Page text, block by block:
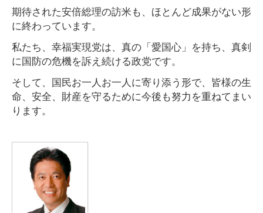
期待された安倍総理の訪米も、ほとんど成果がない形
に終わっています。
私たち、幸福実現党は、真の「愛国心」を持ち、真剣
に国防の危機を訴え続ける政党です。
そして、国民お一人お一人に寄り添う形で、皆様の生
命、安全、財産を守るために今後も努力を重ねてまい
ります。